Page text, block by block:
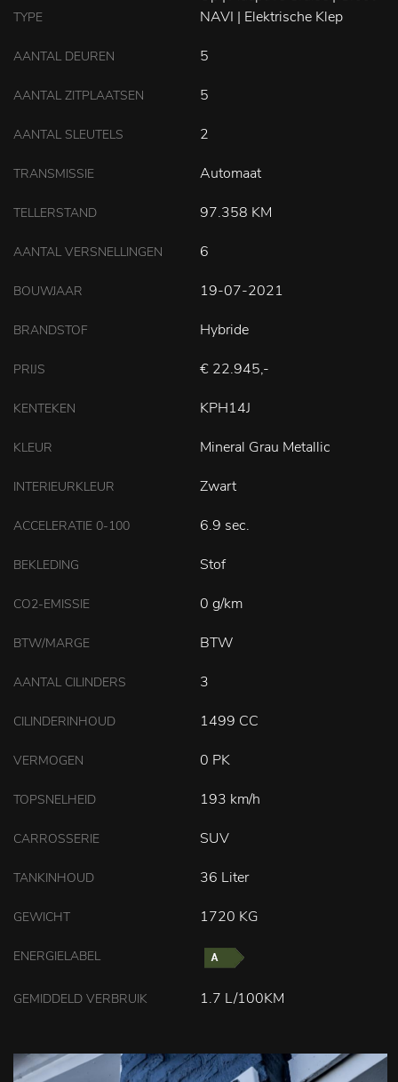
TYPE
NAVI | Elektrische Klep
AANTAL DEUREN 5
AANTAL ZITPLAATSEN 5
AANTAL SLEUTELS 2
TRANSMISSIE Automaat
TELLERSTAND 97.358 KM
AANTAL VERSNELLINGEN 6
BOUWJAAR 19-07-2021
BRANDSTOF Hybride
PRIJS € 22.945,-
KENTEKEN KPH14J
KLEUR Mineral Grau Metallic
INTERIEURKLEUR Zwart
ACCELERATIE 0-100 6.9 sec.
BEKLEDING Stof
CO2-EMISSIE 0 g/km
BTW/MARGE BTW
AANTAL CILINDERS 3
CILINDERINHOUD 1499 CC
VERMOGEN 0 PK
TOPSNELHEID 193 km/h
CARROSSERIE SUV
TANKINHOUD 36 Liter
GEWICHT 1720 KG
ENERGIELABEL
GEMIDDELD VERBRUIK 1.7 L/100KM